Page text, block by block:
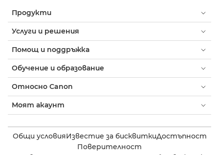
Продукти
Услуги и решения
Помощ и поддръжка
Обучение и образование
Относно Canon
Моят акаунт
Общи условияИзвестие за бисквиткиДостъпност
Поверителност